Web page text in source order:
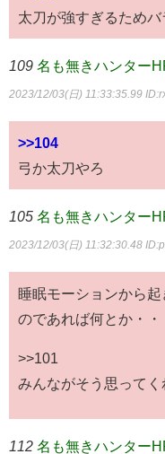
太刀が強すぎるため
109 名も無きハンター
2023/12/03(日) 11:33:35.99
>>104
弓か太刀やろ
105 名も無きハンター
2023/12/03(日) 11:32:30.48
睡眠モーションから
のであれば何とか・・
>>101
みんながそう思って
112 名も無きハンター